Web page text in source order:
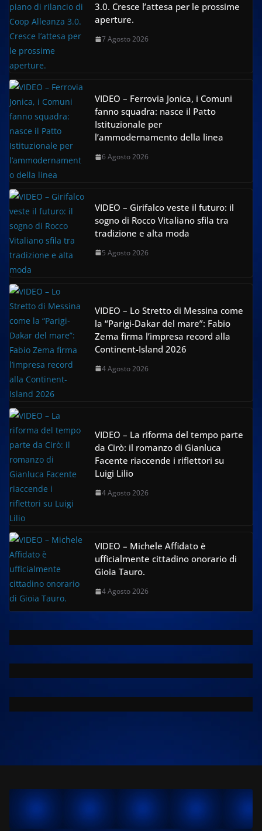
3.0. Cresce l’attesa per le prossime
aperture.
7 Agosto 2026
VIDEO – Ferrovia Jonica, i Comuni
fanno squadra: nasce il Patto
Istituzionale per
l’ammodernamento della linea
6 Agosto 2026
VIDEO – Girifalco veste il futuro: il
sogno di Rocco Vitaliano sfila tra
tradizione e alta moda
5 Agosto 2026
VIDEO – Lo Stretto di Messina come
la “Parigi-Dakar del mare”: Fabio
Zema firma l’impresa record alla
Continent-Island 2026
4 Agosto 2026
VIDEO – La riforma del tempo parte
da Cirò: il romanzo di Gianluca
Facente riaccende i riflettori su
Luigi Lilio
4 Agosto 2026
VIDEO – Michele Affidato è
ufficialmente cittadino onorario di
Gioia Tauro.
4 Agosto 2026